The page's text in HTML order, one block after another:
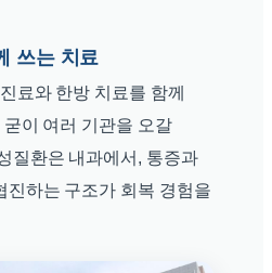
쓰는 치료
료와 한방 치료를 함께
이 여러 기관을 오갈
질환은 내과에서, 통증과
진하는 구조가 회복 경험을